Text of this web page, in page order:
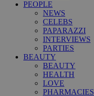
PEOPLE
NEWS
CELEBS
PAPARAZZI
INTERVIEWS
PARTIES
BEAUTY
BEAUTY
HEALTH
LOVE
PHARMACIES